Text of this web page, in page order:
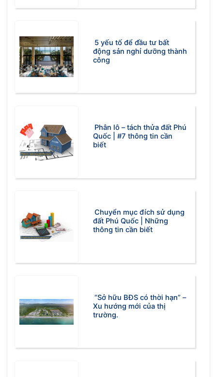
5 yếu tố để đầu tư bất
động sản nghỉ dưỡng thành
công
Phân lô – tách thửa đất Phú
Quốc | #7 thông tin cần
biết
Chuyển mục đích sử dụng
đất Phú Quốc | Những
thông tin cần biết
“Sở hữu BĐS có thời hạn” –
Xu hướng mới của thị
trường.